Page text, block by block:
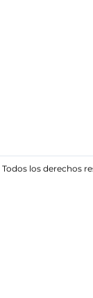
los derechos